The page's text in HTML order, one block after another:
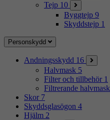
Tejp 10
Byggtejp 9
Skyddstejp 1
Personskydd
Andningsskydd 16
Halvmask 5
Filter och tillbehör 1
Filtrerande halvmask
Skor 7
Skyddsglasögon 4
Hjälm 2